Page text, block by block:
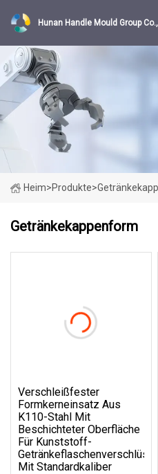
Hunan Handle Mould Group
Heim>Produkte>
Getränkekappenform
Verschleißfester
Formkerneinsatz Aus
K110-Stahl Mit
Beschichteter Oberfläche
Für Kunststoff-
Getränkeflaschenverschlüsse
Mit Standardkaliber